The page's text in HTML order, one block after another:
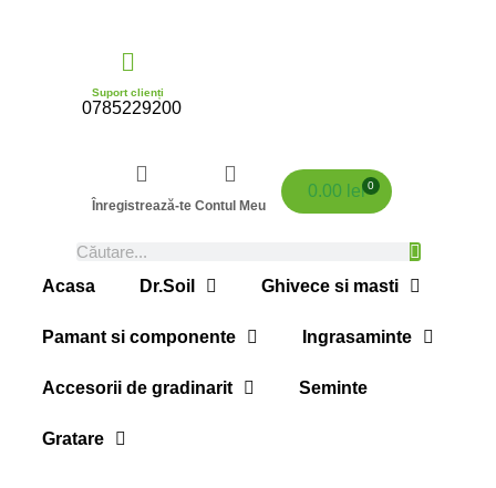
Suport clienți
0785229200
Înregistrează-te Contul Meu
0.00 lei 0
Acasa Dr.Soil Ghivece si masti
Pamant si componente Ingrasaminte
Accesorii de gradinarit Seminte
Gratare